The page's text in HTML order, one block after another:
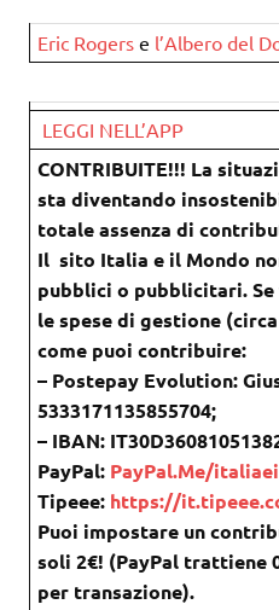
Eric Rogers e l’Albero del
LEGGI NELL’APP
CONTRIBUITE!!! La
sta diventando
totale assenza di
Il sito Italia e il Mondo
pubblici o pubblicitari.
le spese di gestione (circa
come puoi contribuire:
– Postepay Evolution:
5333171135855704;
– IBAN:
PayPal: PayPal.Me/
Tipeee: https://
Puoi impostare un
soli 2€! (PayPal trattiene
per transazione).